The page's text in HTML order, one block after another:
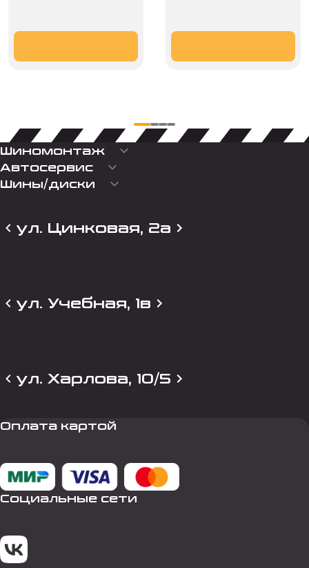
Шиномонтаж keyboard_arrow_down
Автосервис keyboard_arrow_down
Шины/диски keyboard_arrow_down
ул. Цинковая, 2а
ул. Учебная, 1в
ул. Харлова, 10/5
Оплата картой
Социальные сети